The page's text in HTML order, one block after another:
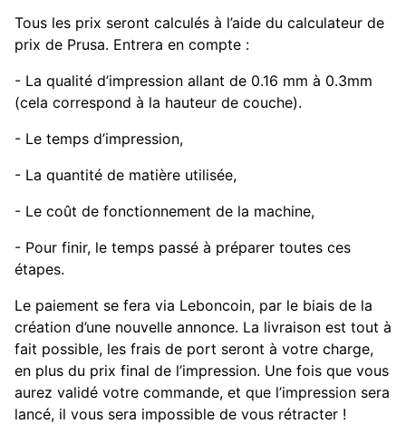
Tous les prix seront calculés à l’aide du calculateur de
prix de Prusa. Entrera en compte :
- La qualité d’impression allant de 0.16 mm à 0.3mm
(cela correspond à la hauteur de couche).
- Le temps d’impression,
- La quantité de matière utilisée,
- Le coût de fonctionnement de la machine,
- Pour finir, le temps passé à préparer toutes ces
étapes.
Le paiement se fera via Leboncoin, par le biais de la
création d’une nouvelle annonce. La livraison est tout à
fait possible, les frais de port seront à votre charge,
en plus du prix final de l’impression. Une fois que vous
aurez validé votre commande, et que l’impression sera
lancé, il vous sera impossible de vous rétracter !